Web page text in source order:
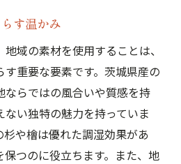
装での活用法
材の組み合わせ
な美しさと耐久性
省エネ効果
素材の相性
取り入れた家づくりのポイ
す温かみ
域の素材を使用することは、
重要な要素です。茨城県産の
らではの風合いや質感を持
い独特の魅力を持っていま
や檜は優れた調湿効果があ
保つのに役立ちます。また、地